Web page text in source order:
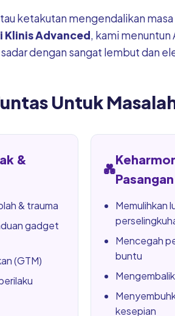
ketakutan mengendalikan
Advanced, kami menuntun
dengan sangat lembut dan
Untuk
&
& trauma
gadget
(GTM)
💑
Pasangan
Memulihkan
Mencegah
buntu
kesepian